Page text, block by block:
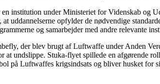
institution under Ministeriet for Videnskab og
uddannelserne opfylder de nødvendige
og samarbejder med andre relevante
der blev brugt af Luftwaffe under Anden
undslippe. Stuka-flyet spillede en afgørende
på Luftwaffes krigsindsats og bliver husket for